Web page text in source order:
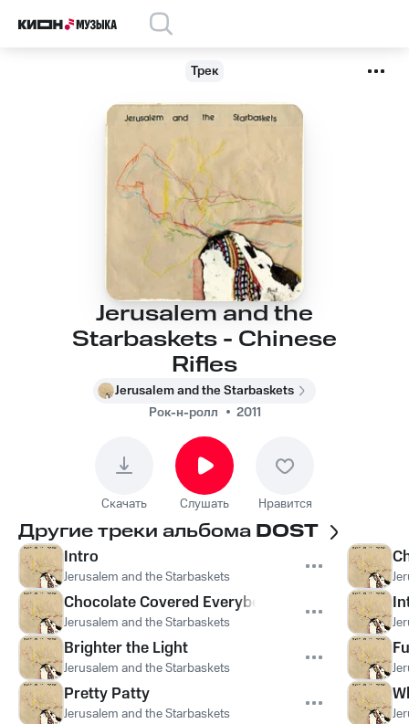
Трек
Jerusalem and the
Starbaskets - Chinese
Rifles
Jerusalem and the Starbaskets
Рок-н-ролл
2011
Скачать Слушать Нравится
Другие треки альбома DOST
Intro
Jerusalem and the Starbaskets
Chocolate Covered Everyberry
Jerusalem and the Starbaskets
Brighter the Light
Jerusalem and the Starbaskets
Pretty Patty
Jerusalem and the Starbaskets